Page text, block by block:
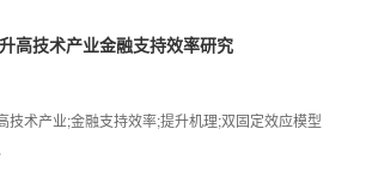
高技术产业金融支持效率研究
技术产业;金融支持效率;提升机理;双固定效应模型